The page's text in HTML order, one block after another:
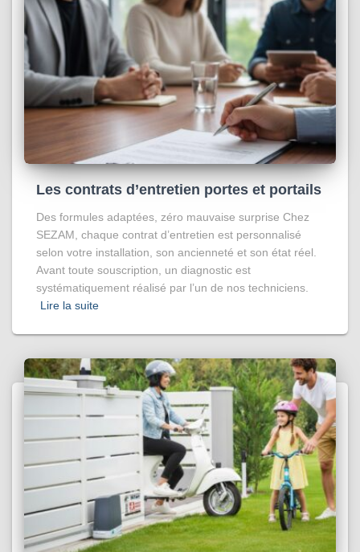
Les contrats d’entretien portes et portails
Des formules adaptées, zéro mauvaise surprise Chez
SEZAM, chaque contrat d’entretien est personnalisé
selon votre installation, son ancienneté et son état réel.
Avant toute souscription, un diagnostic est
systématiquement réalisé par l’un de nos techniciens.
Lire la suite